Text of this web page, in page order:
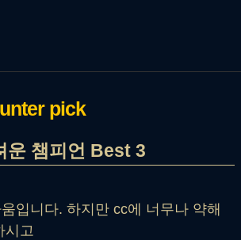
pick
운 챔피언 Best 3
입니다. 하지만 cc에 너무나 약해
시고